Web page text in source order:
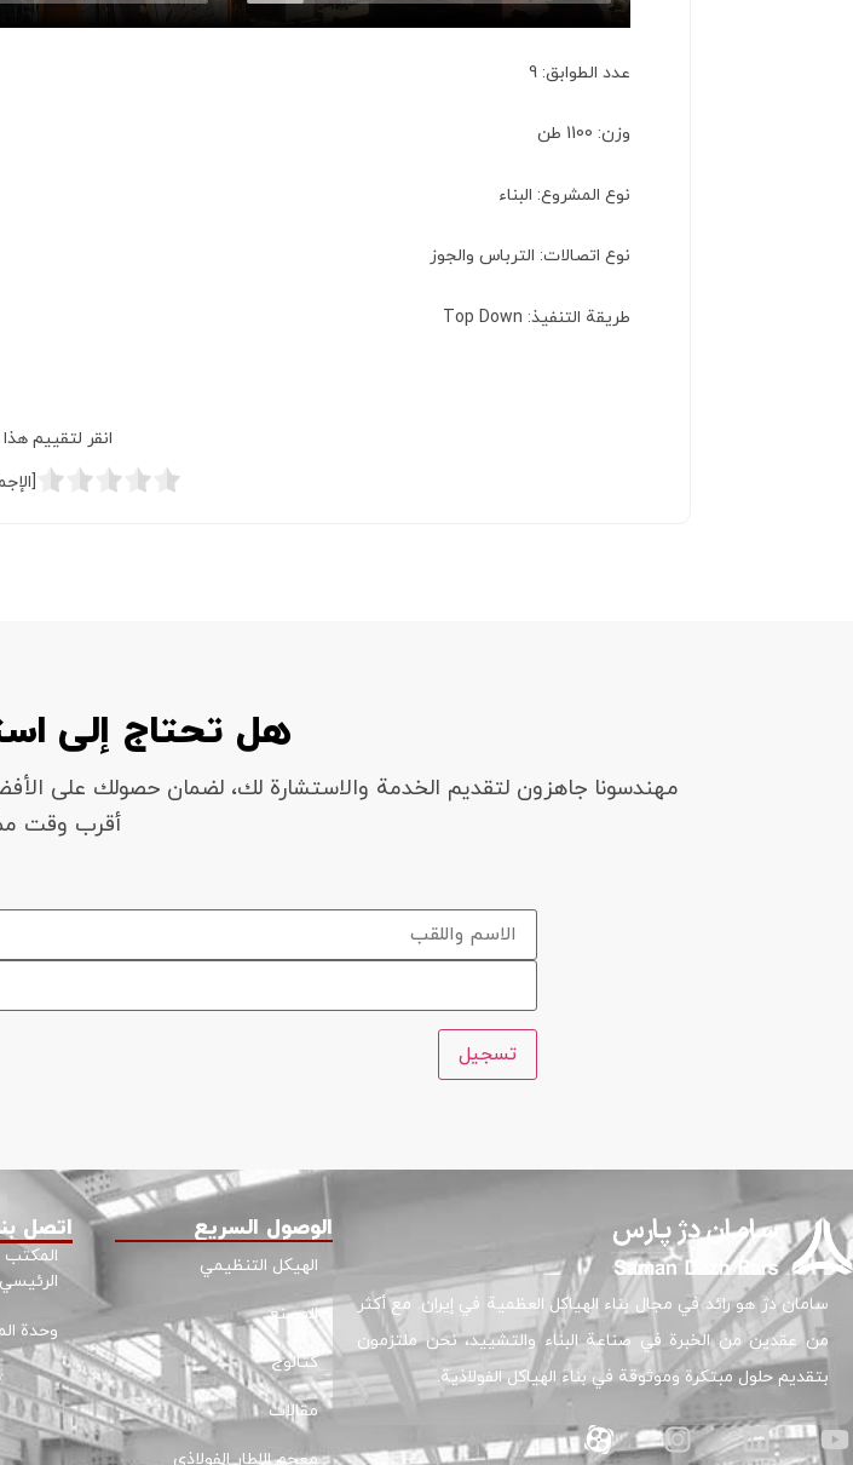
عدد الطوابق: 9
وزن: 1100 طن
نوع المشروع: البناء
نوع اتصالات: الترباس والجوز
طريقة التنفيذ: Top Down
انقر لتقييم
هل تحتاج إلى
مهندسونا جاهزون لتقديم الخدمة والاستشارة لك، لضمان حصولك على
أقرب وقت
تسجيل
سامان دژ هو رائد في مجال بناء الهياكل العظمية في إيران. مع أكثر
من عقدين من الخبرة في صناعة البناء والتشييد، نحن ملتزمون
بتقديم حلول مبتكرة وموثوقة في بناء الهياكل الفولاذية.
الوصول السريع
الهيكل التنظيمي
المصنع
كتالوج
مقالات
معجم الإطار الفولاذي
اتصل
المكتب
وحدة